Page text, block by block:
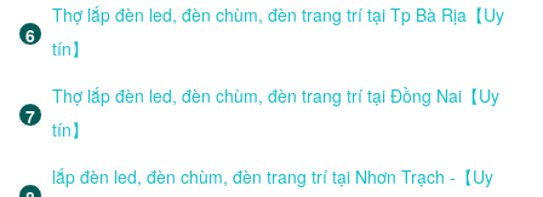
Thợ lắp đèn led, đèn chùm, đèn trang trí tại Tp Bà Rịa【Uy
tín】
Thợ lắp đèn led, đèn chùm, đèn trang trí tại Đồng Nai【Uy
tín】
lắp đèn led, đèn chùm, đèn trang trí tại Nhơn Trạch -【Uy